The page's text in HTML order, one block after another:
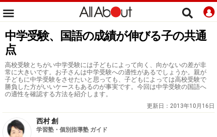
中学受験、国語の成績が伸びる子の共通
点
高校受験とちがい中学受験には子どもによって向く、向かないの差が非
常に大きいです。お子さんは中学受験への適性があるでしょうか。親が
子どもに中学受験をさせたいと思っても、子どもによっては高校受験で
勝負した方がいいケースもあるのが事実です。今回は中学受験の国語へ
の適性を確認する方法を紹介します。
更新日： 2013年10月16日
西村 創
学習塾・個別指導塾 ガイド